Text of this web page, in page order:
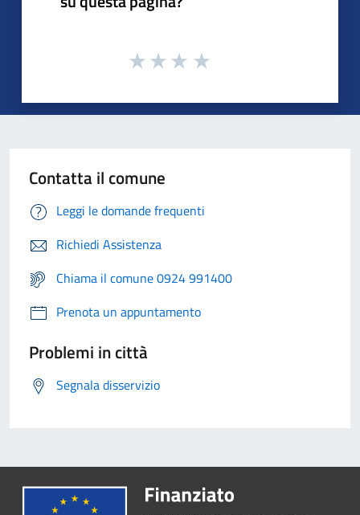
Contatta il comune
Leggi le domande frequenti
Richiedi Assistenza
Chiama il comune 0924 991400
Prenota un appuntamento
Problemi in città
Segnala disservizio